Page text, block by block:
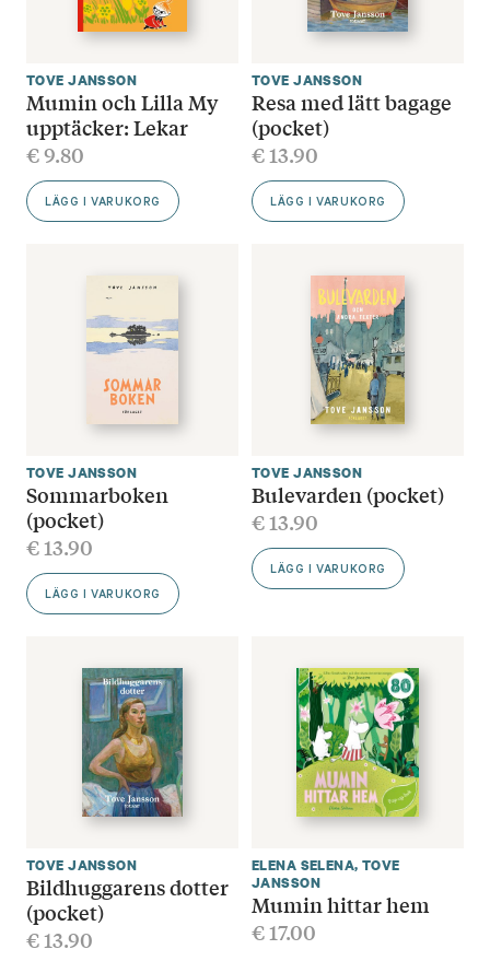
TOVE JANSSON
Mumin och Lilla My
upptäcker: Lekar
€9.80
LÄGG I VARUKORG
TOVE JANSSON
Resa med lätt bagage
(pocket)
€13.90
LÄGG I VARUKORG
TOVE JANSSON
Sommarboken
(pocket)
€13.90
LÄGG I VARUKORG
TOVE JANSSON
Bulevarden (pocket)
€13.90
LÄGG I VARUKORG
TOVE JANSSON
Bildhuggarens dotter
(pocket)
€13.90
ELENA SELENA, TOVE
JANSSON
Mumin hittar hem
€17.00